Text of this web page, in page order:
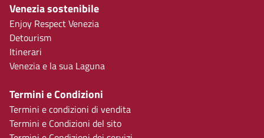
Venezia sostenibile
Enjoy Respect Venezia
Detourism
Itinerari
Venezia e la sua Laguna
Termini e Condizioni
Termini e condizioni di vendita
Termini e Condizioni del sito